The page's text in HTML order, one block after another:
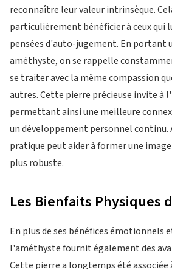
reconnaître leur valeur intrinsèque.
particulièrement bénéficier à ceux qui
pensées d'auto-jugement. En portant
améthyste, on se rappelle
se traiter avec la même compassion
autres. Cette pierre précieuse invite à
permettant ainsi une meilleure
un développement personnel continu.
pratique peut aider à former une
plus robuste.
Les Bienfaits Physiques
En plus de ses bénéfices émotionnels
l'améthyste fournit également des
Cette pierre a longtemps été associée